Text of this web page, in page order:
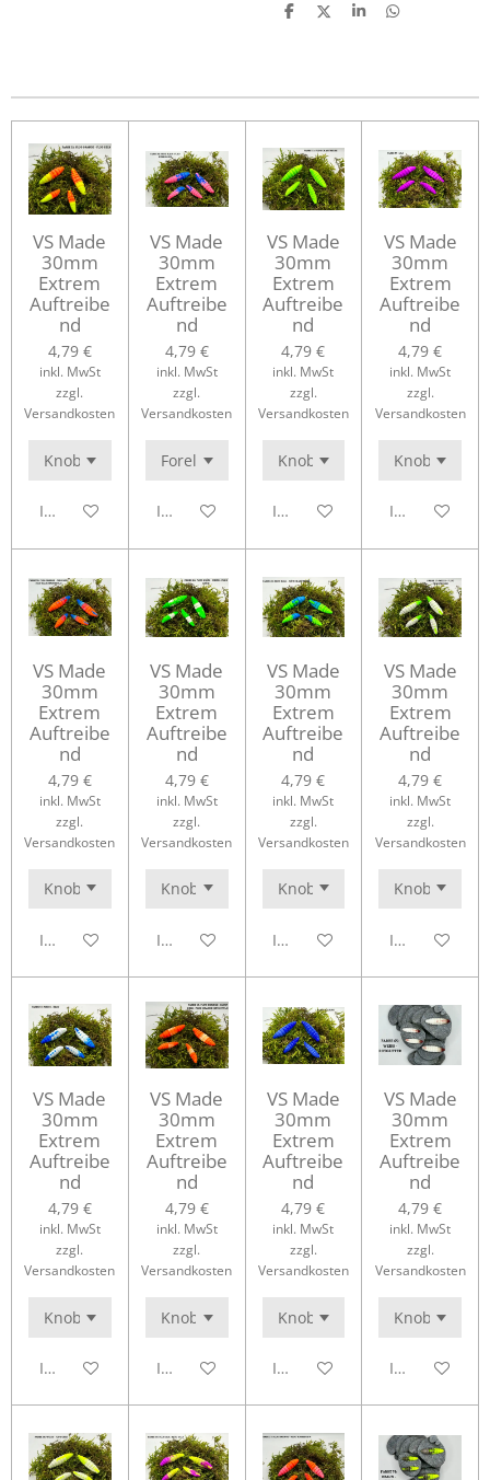
T
n
T
n
T
n
T
n
VS Made
30mm
Extrem
Auftreibe
nd
4,79 €
inkl. MwSt
zzgl.
Versandkosten
In den Warenkorb
VS Made
30mm
Extrem
Auftreibe
nd
4,79 €
inkl. MwSt
zzgl.
Versandkosten
In den Warenkorb
VS Made
30mm
Extrem
Auftreibe
nd
4,79 €
inkl. MwSt
zzgl.
Versandkosten
In den Warenkorb
VS Made
30mm
Extrem
Auftreibe
nd
4,79 €
inkl. MwSt
zzgl.
Versandkosten
In den
VS Made
30mm
Extrem
Auftreibe
nd
4,79 €
inkl. MwSt
zzgl.
Versandkosten
In den Warenkorb
VS Made
30mm
Extrem
Auftreibe
nd
4,79 €
inkl. MwSt
zzgl.
Versandkosten
In den Warenkorb
VS Made
30mm
Extrem
Auftreibe
nd
4,79 €
inkl. MwSt
zzgl.
Versandkosten
In den Warenkorb
VS Made
30mm
Extrem
Auftreibe
nd
4,79 €
inkl. MwSt
zzgl.
Versandkosten
In den
VS Made
30mm
Extrem
Auftreibe
nd
4,79 €
inkl. MwSt
zzgl.
Versandkosten
In den Warenkorb
VS Made
30mm
Extrem
Auftreibe
nd
4,79 €
inkl. MwSt
zzgl.
Versandkosten
In den Warenkorb
VS Made
30mm
Extrem
Auftreibe
nd
4,79 €
inkl. MwSt
zzgl.
Versandkosten
In den Warenkorb
VS Made
30mm
Extrem
Auftreibe
nd
4,79 €
inkl. MwSt
zzgl.
Versandkosten
In den